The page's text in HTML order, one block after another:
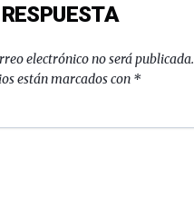
electrónico no será publicada.
están marcados con *